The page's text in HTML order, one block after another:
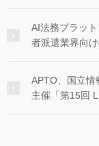
AI法務プラッ
者派遣業界向
APTO、国立情
主催「第15回